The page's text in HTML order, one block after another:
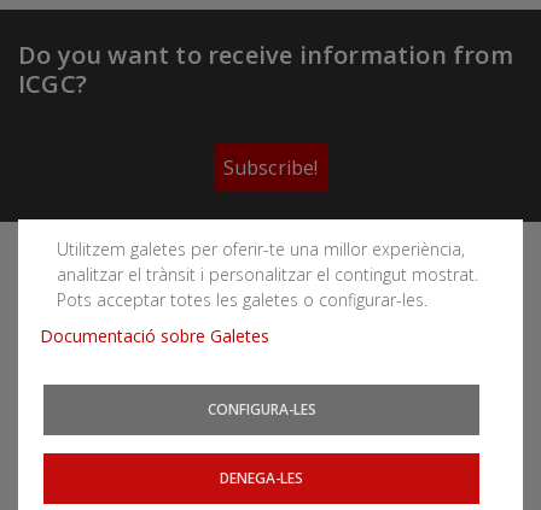
Utilitzem galetes per oferir-te una millor experiència,
analitzar el trànsit i personalitzar el contingut mostrat.
Pots acceptar totes les galetes o configurar-les.
Documentació sobre Galetes
CONFIGURA-LES
DENEGA-LES
Do you want to receive information from
ICGC?
Subscribe!
Follow the Cartographic and Geological Institute of
Catalonia's social networks
You can subscribe to RSS feeds